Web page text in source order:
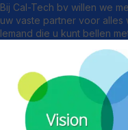
Bij Cal-Tech bv willen we
uw vaste partner voor alles
Iemand die u kunt bellen